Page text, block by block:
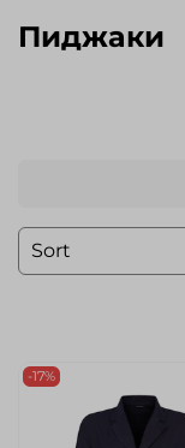
Пиджаки
-17%